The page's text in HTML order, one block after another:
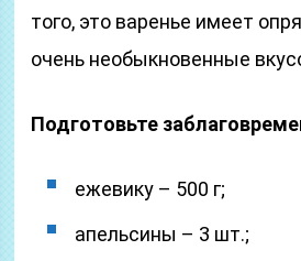
того, это варенье имеет
очень необыкновенные
Подготовьте
ежевику – 500 г;
апельсины – 3 шт.;